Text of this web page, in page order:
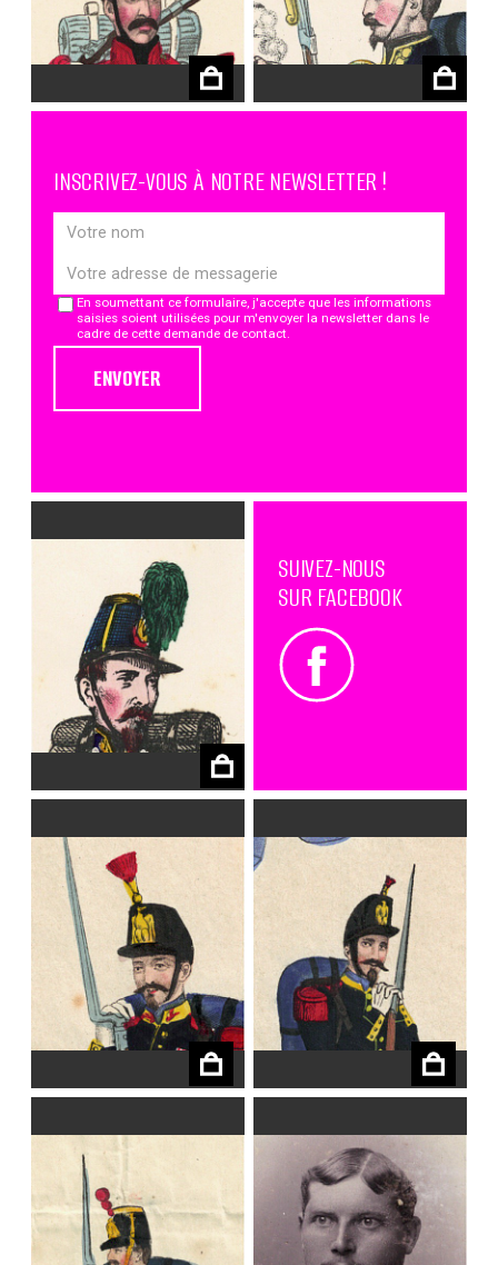
€ €
INSCRIVEZ-VOUS À NOTRE NEWSLETTER !
En soumettant ce formulaire, j'accepte que les informations
saisies soient utilisées pour m'envoyer la newsletter dans le
cadre de cette demande de contact.
ENVOYER
€
SUIVEZ-NOUS
SUR FACEBOOK
€ €